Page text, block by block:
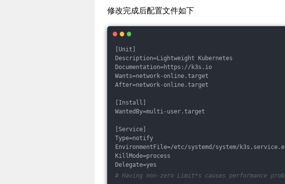
修改完成后配置文件如下
[Unit]
Description=Lightweight Kubernetes
Documentation=https://k3s.io
Wants=network-online.target
After=network-online.target
[Install]
WantedBy=multi-user.target
[Service]
Type=notify
EnvironmentFile=/etc/systemd/system/
KillMode=process
Delegate=yes
# Having non-zero Limit*s causes performance